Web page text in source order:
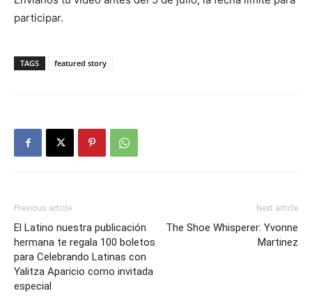
participar.
TAGS featured story
Previous article
El Latino nuestra publicación
hermana te regala 100 boletos
para Celebrando Latinas con
Yalitza Aparicio como invitada
especial
Next article
The Shoe Whisperer: Yvonne
Martinez